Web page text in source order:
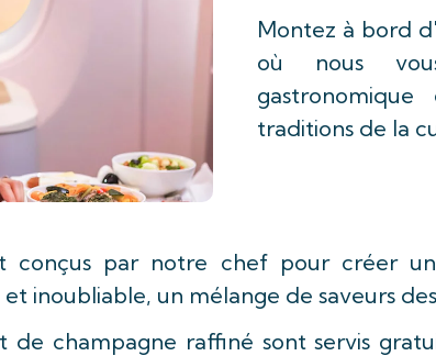
Montez à bord
où nous
traditions de la
conçus par notre chef pour créer
inoubliable, un mélange de saveurs
de champagne raffiné sont servis